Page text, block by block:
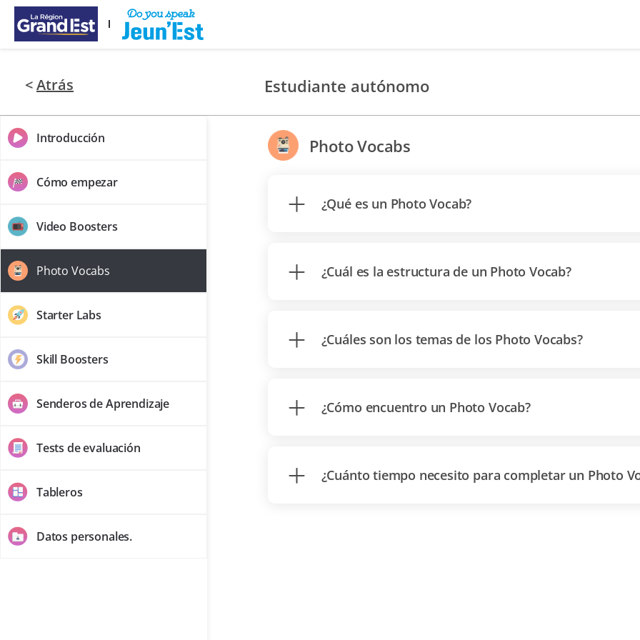
Saltar al contenido principal
<Atrás Estudiante autónomo
Introducción
Cómo empezar
Video Boosters
Photo Vocabs
Starter Labs
Skill Boosters
Senderos de Aprendizaje
Tests de evaluación
Tableros
Datos personales.
Photo Vocabs
¿Qué es un Photo Vocab?
¿Cuál es la estructura de un Photo Vocab?
¿Cuáles son los temas de los Photo Vocabs?
¿Cómo encuentro un Photo Vocab?
¿Cuánto tiempo necesito para completar un Photo